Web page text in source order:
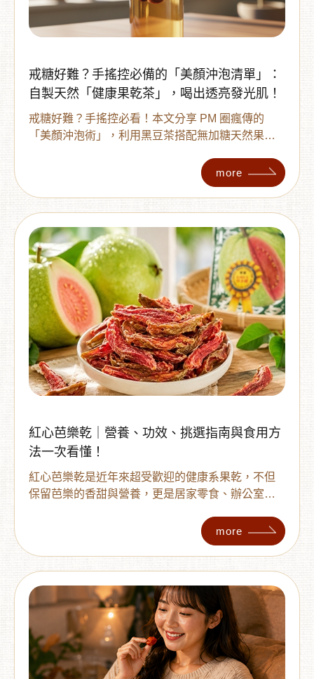
戒糖好難？手搖控必備的「美顏沖泡清單」：
自製天然「健康果乾茶」，喝出透亮發光肌！
戒糖好難？手搖控必看！本文分享 PM 圈瘋傳的
「美顏沖泡術」，利用黑豆茶搭配無加糖天然果
化，還能補充維生素 C 與膳食纖維 ，幫妳擺脫暗沈
more
紅心芭樂乾｜營養、功效、挑選指南與食用方
法一次看懂！
紅心芭樂乾是近年來超受歡迎的健康系果乾，不但
保留芭樂的香甜與營養，更是居家零食、辦公室點
的特色、營養價值、適合的族群與食用方式，讓你
more